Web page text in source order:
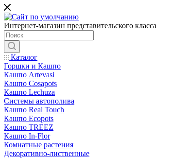
Интернет-магазин представительского класса
Каталог
Горшки и Кашпо
Кашпо Artevasi
Кашпо Cosapots
Кашпо Lechuza
Системы автополива
Кашпо Real Touch
Кашпо Ecopots
Кашпо TREEZ
Кашпо In-Flor
Комнатные растения
Декоративно-лиственные